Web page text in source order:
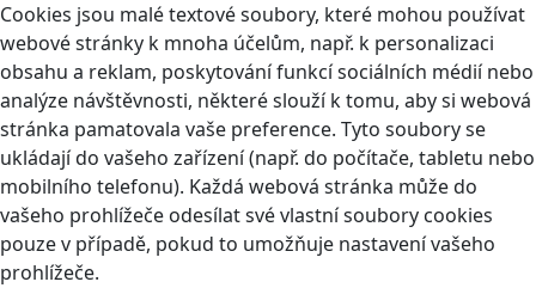
Cookies jsou malé textové soubory, které mohou používat
webové stránky k mnoha účelům, např. k personalizaci
obsahu a reklam, poskytování funkcí sociálních médií nebo
analýze návštěvnosti, některé slouží k tomu, aby si webová
stránka pamatovala vaše preference. Tyto soubory se
ukládají do vašeho zařízení (např. do počítače, tabletu nebo
mobilního telefonu). Každá webová stránka může do
vašeho prohlížeče odesílat své vlastní soubory cookies
pouze v případě, pokud to umožňuje nastavení vašeho
prohlížeče.